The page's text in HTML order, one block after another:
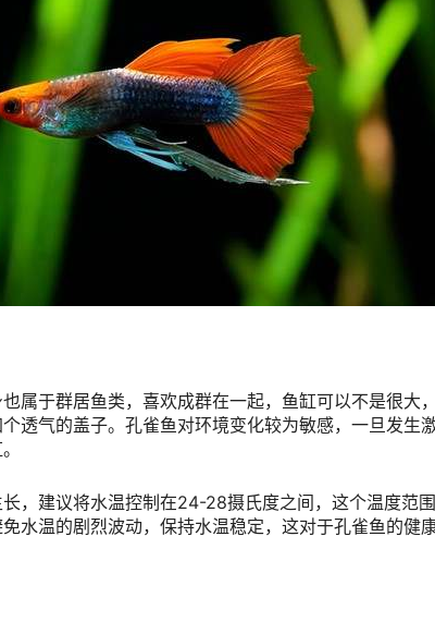
属于群居鱼类，喜欢成群在一起，鱼缸可以不是很大
透气的盖子。孔雀鱼对环境变化较为敏感，一旦发生激
，建议将水温控制在24-28摄氏度之间，这个温度范
水温的剧烈波动，保持水温稳定，这对于孔雀鱼的健